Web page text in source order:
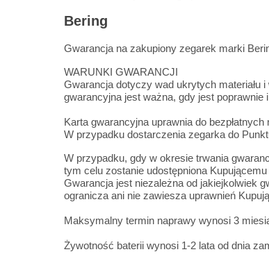
Bering
Gwarancja na zakupiony zegarek marki
WARUNKI GWARANCJI
Gwarancja dotyczy wad ukrytych materiału
gwarancyjna jest ważna, gdy jest
Karta gwarancyjna uprawnia do
W przypadku dostarczenia zegarka do
W przypadku, gdy w okresie trwania
tym celu zostanie udostępniona
Gwarancja jest niezależna od jakiejkolwiek
ogranicza ani nie zawiesza uprawnień
Maksymalny termin naprawy wynosi 3
Żywotność baterii wynosi 1-2 lata od dnia